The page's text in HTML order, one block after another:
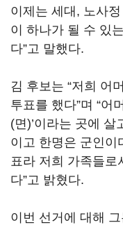
이제는 세대, 노사
이 하나가 될 수 있
다”고 말했다.
김 후보는 “저희 어
투표를 했다”며 “어
(면)’이라는 곳에
이고 한명은 군인이
표라 저희 가족들로
다”고 밝혔다.
이번 선거에 대해 그